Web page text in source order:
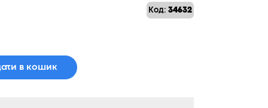
Код:34632
в кошик